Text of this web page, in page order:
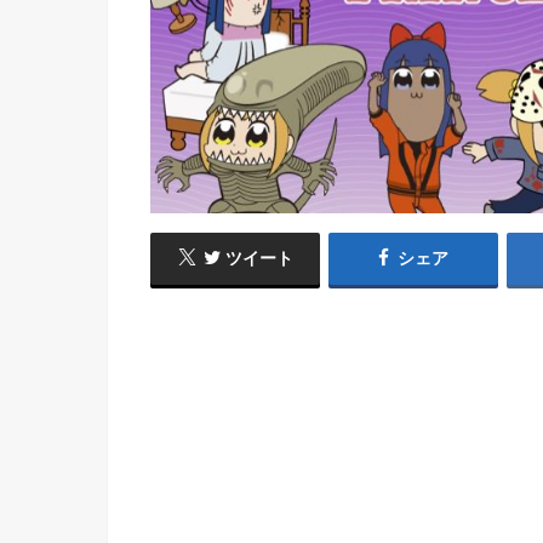
ツイート シェア